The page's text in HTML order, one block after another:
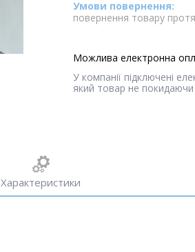
повернення товару
У компанії підключені
який товар не покидаючи
Характеристики